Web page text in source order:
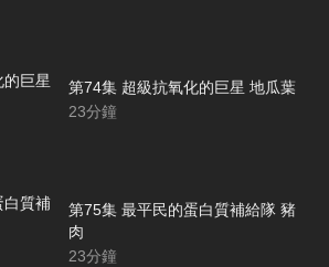
第74集 超級抗氧化的巨星 地瓜葉
23分鐘
第75集 最平民的蛋白質補給隊 豬
肉
23分鐘